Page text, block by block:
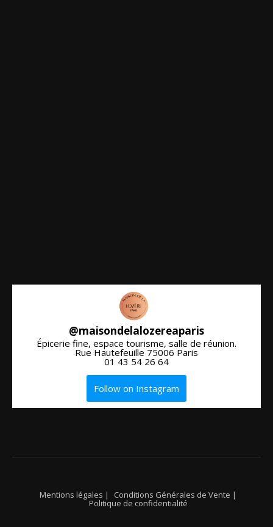
@maisondelalozereaparis
Épicerie fine, espace tourisme, salle de réunion.
Rue Hautefeuille 75006 Paris
01 43 54 26 64
Follow on Instagram
Mentions légales | Conditions Générales de Vente |
Politique de confidentialité